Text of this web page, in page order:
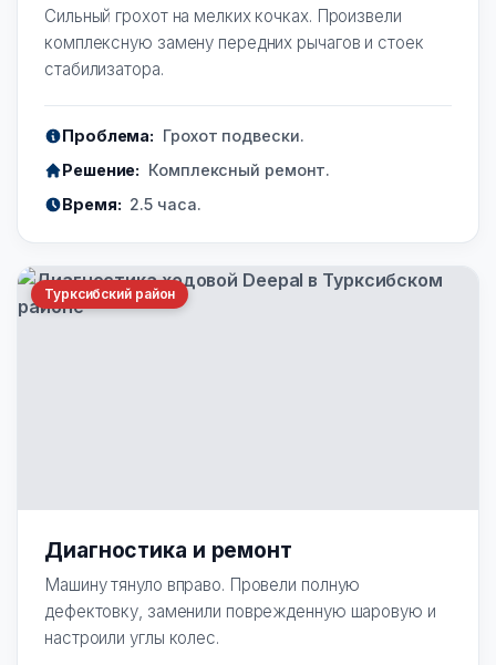
Сильный грохот на мелких кочках. Произвели
комплексную замену передних рычагов и стоек
стабилизатора.
Проблема: Грохот подвески.
Решение: Комплексный ремонт.
Время: 2.5 часа.
Турксибский район
Диагностика и ремонт
Машину тянуло вправо. Провели полную
дефектовку, заменили поврежденную шаровую и
настроили углы колес.